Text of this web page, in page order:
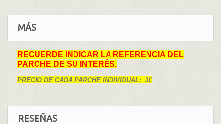
MÁS
RECUERDE INDICAR LA REFERENCIA DEL
PARCHE DE SU INTERÉS.
PRECIO DE CADA PARCHE INDIVIDUAL: 3€
RESEÑAS